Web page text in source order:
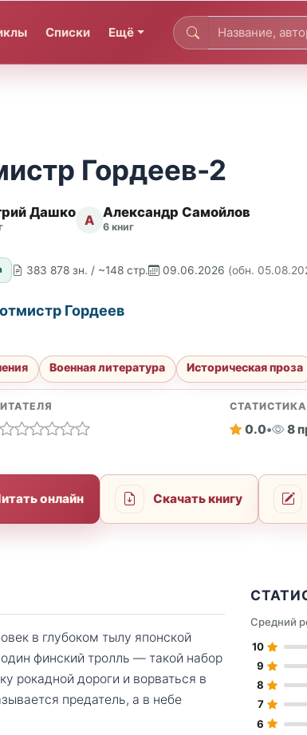
Списки Ещё
Гордеев-2
Дашко А Александр Самойлов
6 книг
383 878 зн. / ~148 стр. 09.06.2026 (обн.
Гордеев
Военная литература Историческая проза
СТАТИСТИКА
0.0• 8
онлайн Скачать книгу
в глубоком тылу японской
финский тролль — такой набор
рокадной дороги и ворваться в
предатель, а в небе
Средний
10
9
8
7
6